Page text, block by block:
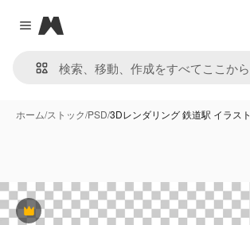
Close menu
Magnific
ホーム/ストック/PSD/3Dレンダリング 鉄道駅 イラスト
Premium